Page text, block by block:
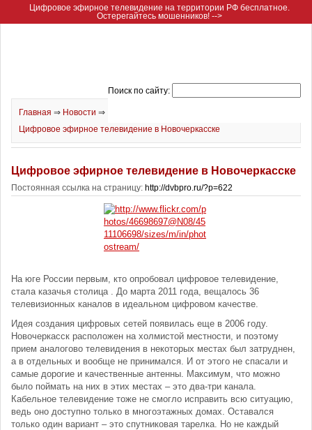
Цифровое эфирное телевидение на территории РФ бесплатное.
Остерегайтесь мошенников! -->
Поиск по сайту:
Главная ⇒ Новости ⇒
Цифровое эфирное телевидение в Новочеркасске
Цифровое эфирное телевидение в Новочеркасске
Постоянная ссылка на страницу: http://dvbpro.ru/?p=622
На юге России первым, кто опробовал цифровое телевидение,
стала казачья столица . До марта 2011 года, вещалось 36
телевизионных каналов в идеальном цифровом качестве.
Идея создания цифровых сетей появилась еще в 2006 году.
Новочеркасск расположен на холмистой местности, и поэтому
прием аналогово телевидения в некоторых местах был затруднен,
а в отдельных и вообще не принимался. И от этого не спасали и
самые дорогие и качественные антенны. Максимум, что можно
было поймать на них в этих местах – это два-три канала.
Кабельное телевидение тоже не смогло исправить всю ситуацию,
ведь оно доступно только в многоэтажных домах. Оставался
только один вариант – это спутниковая тарелка. Но не каждый